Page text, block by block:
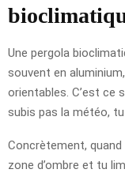
Une pergola
souvent en
orientables. C’est
subis pas la météo,
Concrètement,
zone d’ombre et tu